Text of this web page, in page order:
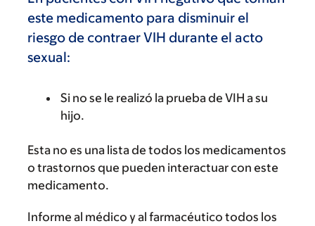
este medicamento para disminuir el
riesgo de contraer VIH durante el acto
sexual:
Si no se le realizó la prueba de VIH a su
hijo.
Esta no es una lista de todos los medicamentos
o trastornos que pueden interactuar con este
medicamento.
Informe al médico y al farmacéutico todos los